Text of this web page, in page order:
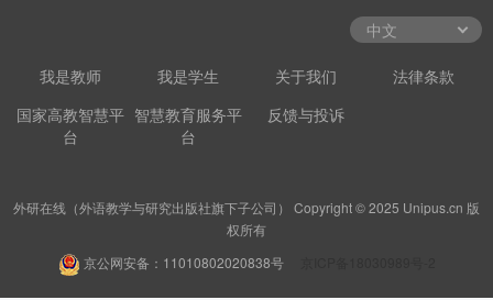
我是教师 我是学生 关于我们
法律条款
国家高教智慧平
台
智慧教育服务平
台
反馈与投诉
外研在线（外语教学与研究出版社旗下子公司） Copyright © 2025 Unipus.cn 版
权所有
京公网安备：11010802020838号